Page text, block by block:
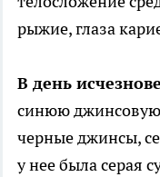
рыжие, глаза
В день
синюю джинсовую
черные джинсы,
у нее была серая